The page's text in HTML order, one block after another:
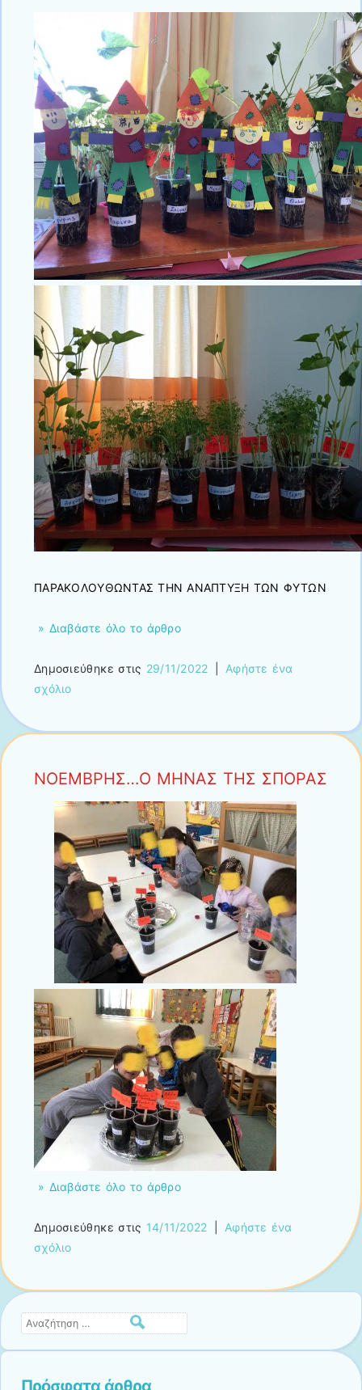
ΠΑΡΑΚΟΛΟΥΘΩΝΤΑΣ ΤΗΝ ΑΝΑΠΤΥΞΗ ΤΩΝ ΦΥΤΩΝ
» Διαβάστε όλο το άρθρο
Δημοσιεύθηκε στις 29/11/2022
Αφήστε ένα
σχόλιο
ΝΟΕΜΒΡΗΣ…Ο ΜΗΝΑΣ ΤΗΣ ΣΠΟΡΑΣ
» Διαβάστε όλο το άρθρο
Δημοσιεύθηκε στις 14/11/2022
Αφήστε ένα
σχόλιο
Αναζήτηση
Πρόσφατα άρθρα